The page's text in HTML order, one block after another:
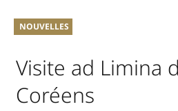
NOUVELLES
Visite ad Limina
Coréens